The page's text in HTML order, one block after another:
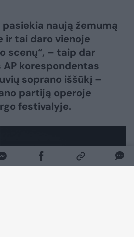
naują žemumą
ir tai daro vienoje
scenų“, – taip dar
korespondentas
soprano iššūkį –
partiją operoje
festivalyje.